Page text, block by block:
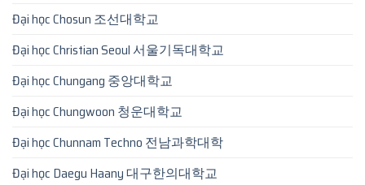
Đại học Chosun 조선대학교
Đại học Christian Seoul 서울기독대학교
Đại học Chungang 중앙대학교
Đại học Chungwoon 청운대학교
Đại học Chunnam Techno 전남과학대학
Đại học Daegu Haany 대구한의대학교